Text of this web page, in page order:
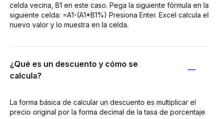
celda vecina, B1 en este caso. Pega la siguiente fórmula en la
siguiente celda: =A1-(A1*B1%) Presiona Enter. Excel calcula el
nuevo valor y lo muestra en la celda.
¿Qué es un descuento y cómo se
calcula?
La forma básica de calcular un descuento es multiplicar el
precio original por la forma decimal de la tasa de porcentaje